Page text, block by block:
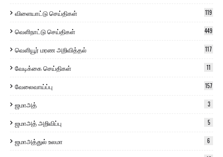
விளையாட்டு செய்திகள் 119
வெளிநாட்டு செய்திகள் 449
வெளியூர் மரண அறிவித்தல் 117
வேடிக்கை செய்திகள் 11
வேலைவாய்ப்பு 157
ஜமாஅத் 3
ஜமாஅத் அறிவிப்பு 5
ஜமாஅத்துல் உலமா 6